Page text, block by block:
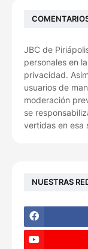
JBC de
personales en
privacidad.
usuarios de
moderación
se
vertidas en esa
NUESTRAS